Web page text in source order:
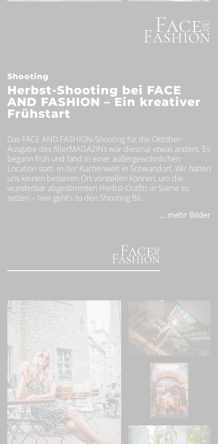
Shooting
Herbst-Shooting bei FACE
AND FASHION – Ein kreativer
Frühstart
Das FACE AND FASHION-Shooting für die Oktober-
Ausgabe des filterMAGAZINs war diesmal etwas anders. Es
begann früh und fand in einer außergewöhnlichen
Location statt: in der Küchenwelt in Schwandorf. Wir hätten
uns keinen besseren Ort vorstellen können, um die
wunderbar abgestimmten Herbst-Outfits in Szene zu
setzen – hier geht’s zu den Shooting Bil...
... mehr Bilder